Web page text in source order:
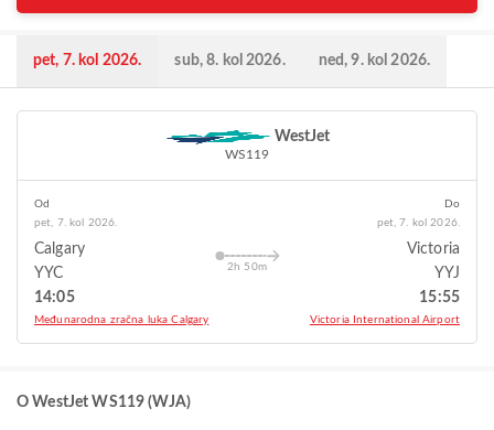
pet, 7. kol 2026. sub, 8. kol 2026. ned, 9. kol 2026.
WestJet
WS119
Od
pet, 7. kol 2026.
Calgary
YYC
14:05
Međunarodna zračna luka Calgary
2h 50m
Do
pet, 7. kol 2026.
Victoria
YYJ
15:55
Victoria International Airport
O WestJet WS119 (WJA)